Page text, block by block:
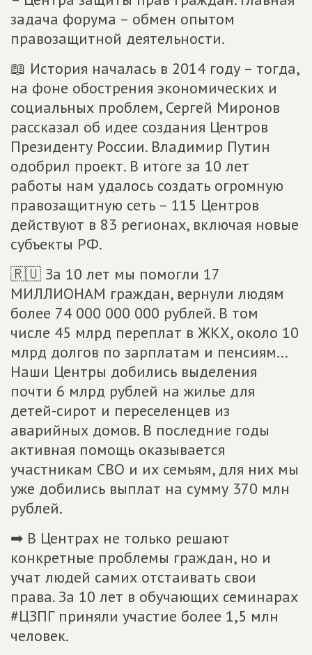
задача форума – обмен опытом
правозащитной деятельности.
📖 История началась в 2014 году – тогда,
на фоне обострения экономических и
социальных проблем, Сергей Миронов
рассказал об идее создания Центров
Президенту России. Владимир Путин
одобрил проект. В итоге за 10 лет
работы нам удалось создать огромную
правозащитную сеть – 115 Центров
действуют в 83 регионах, включая новые
субъекты РФ.
🇷🇺 За 10 лет мы помогли 17
МИЛЛИОНАМ граждан, вернули людям
более 74 000 000 000 рублей. В том
числе 45 млрд переплат в ЖКХ, около 10
млрд долгов по зарплатам и пенсиям...
Наши Центры добились выделения
почти 6 млрд рублей на жилье для
детей-сирот и переселенцев из
аварийных домов. В последние годы
активная помощь оказывается
участникам СВО и их семьям, для них мы
уже добились выплат на сумму 370 млн
рублей.
➡ В Центрах не только решают
конкретные проблемы граждан, но и
учат людей самих отстаивать свои
права. За 10 лет в обучающих семинарах
#ЦЗПГ приняли участие более 1,5 млн
человек.